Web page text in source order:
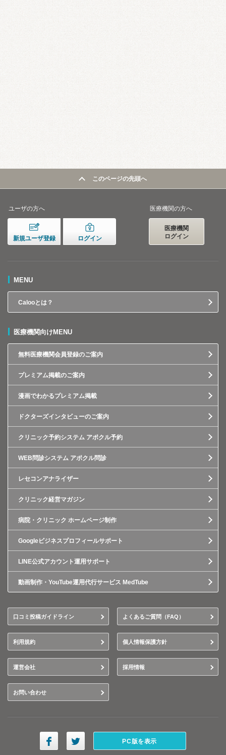
このページの先頭へ
ユーザの方へ
新規ユーザ登録 ログイン
医療機関の方へ
医療機関
ログイン
MENU
Calooとは？
医療機関向けMENU
無料医療機関会員登録のご案内
プレミアム掲載のご案内
漫画でわかるプレミアム掲載
ドクターズインタビューのご案内
クリニック予約システム アポクル予約
WEB問診システム アポクル問診
レセコンアナライザー
クリニック経営マガジン
病院・クリニック ホームページ制作
Googleビジネスプロフィールサポート
LINE公式アカウント運用サポート
動画制作・YouTube運用代行サービス MedTube
口コミ投稿ガイドライン よくあるご質問（FAQ）
利用規約 個人情報保護方針
運営会社 採用情報
お問い合わせ
PC版を表示